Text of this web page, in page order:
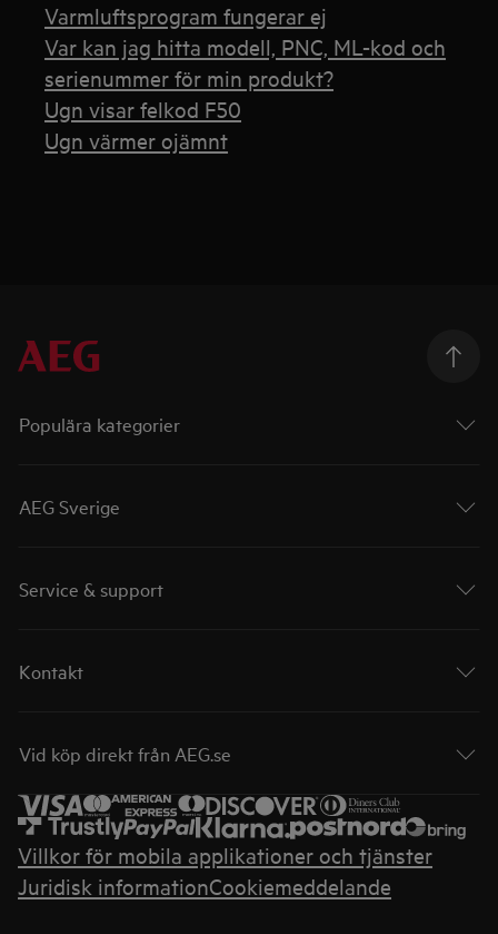
Varmluftsprogram fungerar ej
Var kan jag hitta modell, PNC, ML-kod och
serienummer för min produkt?
Ugn visar felkod F50
Ugn värmer ojämnt
Populära kategorier
AEG Sverige
Service & support
Kontakt
Vid köp direkt från AEG.se
Villkor för mobila applikationer och tjänster
Juridisk informationCookiemeddelande